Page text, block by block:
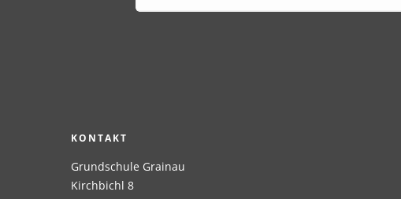
KONTAKT
Grundschule Grainau
Kirchbichl 8